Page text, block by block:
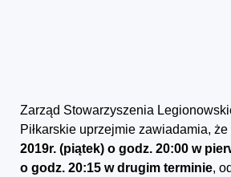
Zarząd Stowarzyszenia
Piłkarskie uprzejmie zawiadamia, że
2019r. (piątek) o godz. 20:00 w
o godz. 20:15 w drugim terminie,